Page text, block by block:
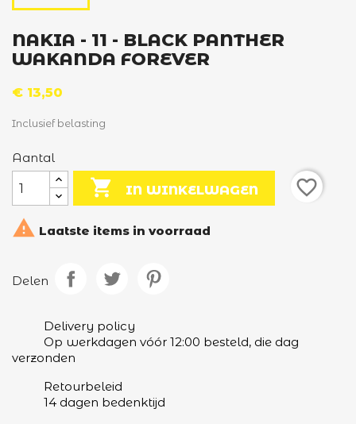
NAKIA - 11 - BLACK PANTHER
WAKANDA FOREVER
€ 13,50
Inclusief belasting
Aantal
 IN WINKELWAGEN
favorite_border
 Laatste items in voorraad
Delen
Delivery policy
Op werkdagen vóór 12:00 besteld, die dag
verzonden
Retourbeleid
14 dagen bedenktijd